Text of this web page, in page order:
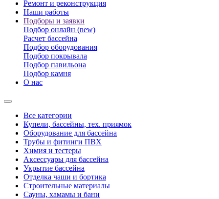
Ремонт и реконструкция
Наши работы
Подборы и заявки
Подбор онлайн (new)
Расчет бассейна
Подбор оборудования
Подбор покрывала
Подбор павильона
Подбор камня
О нас
Все категории
Купели, бассейны, тех. приямок
Оборудование для бассейна
Трубы и фитинги ПВХ
Химия и тестеры
Аксессуары для бассейна
Укрытие бассейна
Отделка чаши и бортика
Строительные материалы
Сауны, хамамы и бани